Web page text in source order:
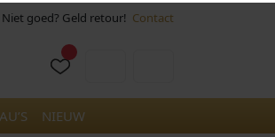
goed? Geld retour! Contact
NIEUW